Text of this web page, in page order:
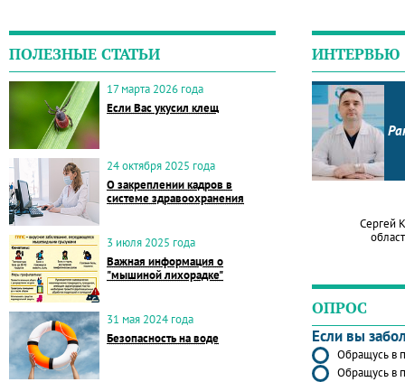
ПОЛЕЗНЫЕ СТАТЬИ
17 марта 2026 года
Если Вас укусил клещ
24 октября 2025 года
О закреплении кадров в
системе здравоохранения
3 июля 2025 года
Важная информация о
"мышиной лихорадке"
31 мая 2024 года
Безопасность на воде
ИНТЕРВЬЮ
Сергей
ОПРОС
Если вы
Обращусь в
Обращусь в